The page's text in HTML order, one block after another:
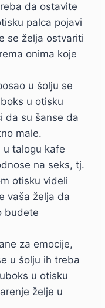
da ostavite
palca pojavi
se želja ostvariti
onima koje
u šolju se
u otisku
da su šanse da
male.
u talogu kafe
na seks, tj.
otisku videli
vaša želja da
budete
za emocije,
u šolju ih treba
u otisku
želje u